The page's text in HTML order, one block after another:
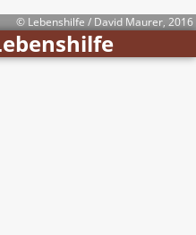
© Lebenshilfe / David Maurer, 2016